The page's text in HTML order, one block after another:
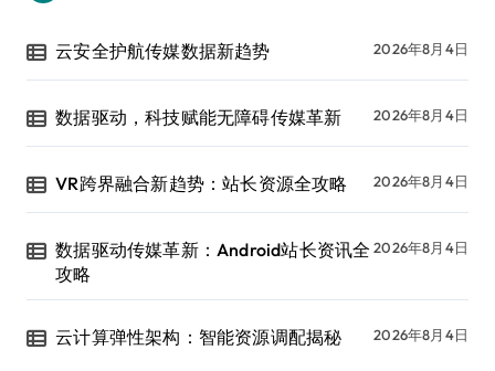
云安全护航传媒数据新趋势 2026年8月4日
数据驱动，科技赋能无障碍传媒革新 2026年8月4日
VR跨界融合新趋势：站长资源全攻略 2026年8月4日
数据驱动传媒革新：Android站长资讯全
攻略
2026年8月4日
云计算弹性架构：智能资源调配揭秘 2026年8月4日